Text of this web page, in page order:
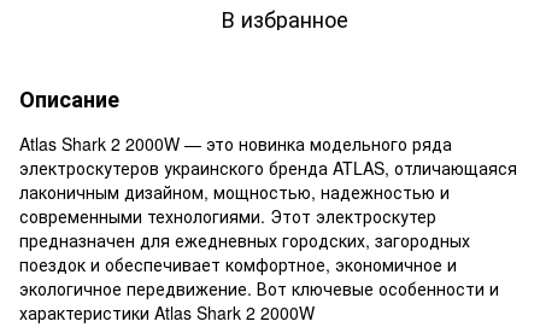
В избранное
Описание
Atlas Shark 2 2000W — это новинка модельного ряда
электроскутеров украинского бренда ATLAS, отличающаяся
лаконичным дизайном, мощностью, надежностью и
современными технологиями. Этот электроскутер
предназначен для ежедневных городских, загородных
поездок и обеспечивает комфортное, экономичное и
экологичное передвижение. Вот ключевые особенности и
характеристики Atlas Shark 2 2000W